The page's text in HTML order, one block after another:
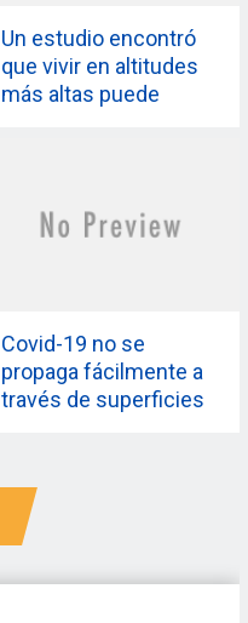
Un estudio encontró
que vivir en altitudes
más altas puede
Covid-19 no se
propaga fácilmente a
través de superficies